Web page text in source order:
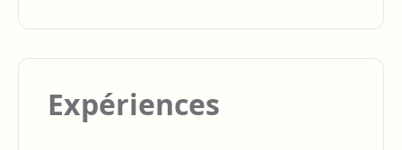
Expériences